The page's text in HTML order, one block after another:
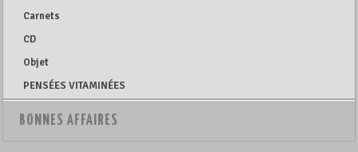
Carnets
CD
Objet
PENSÉES VITAMINÉES
BONNES AFFAIRES